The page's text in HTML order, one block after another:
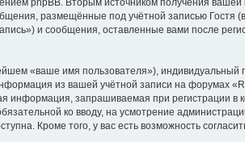
размещённые под учётной записью Гостя
и сообщения, оставленные вами после
«ваше имя пользователя»), индивидуальный
из вашей учётной записи на форумах
запрашиваемая при регистрации в
ко вводу, на усмотрение
Кроме того, у вас есть возможность